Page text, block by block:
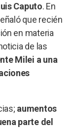
Caputo. En
que recién
en materia
de las
Milei a una
aumentos
parte del